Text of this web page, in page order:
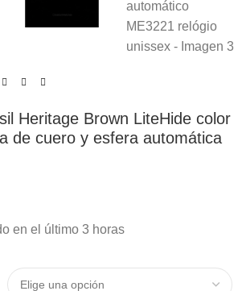
Heritage Brown LiteHide color
de cuero y esfera automática
en el último 3 horas